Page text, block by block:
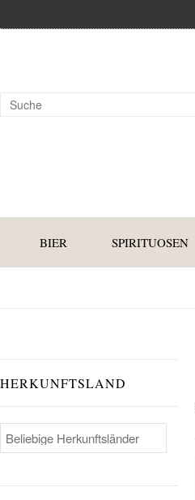
BIER SPIRITUOSEN
HERKUNFTSLAND